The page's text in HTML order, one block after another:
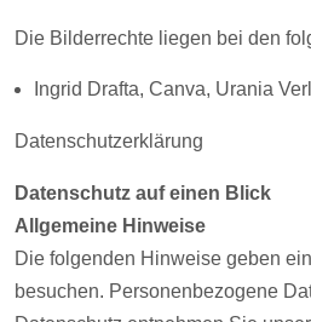
Die Bilderrechte liegen bei den
Ingrid Drafta, Canva, Urania
Datenschutzerklärung
Datenschutz auf einen Blick
Allgemeine Hinweise
Die folgenden Hinweise geben
besuchen. Personenbezogene